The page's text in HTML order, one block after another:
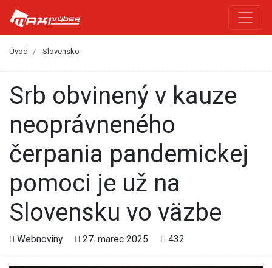
Úvod Slovensko
Srb obvinený v kauze
neoprávneného
čerpania pandemickej
pomoci je už na
Slovensku vo väzbe
Webnoviny 27. marec 2025 432